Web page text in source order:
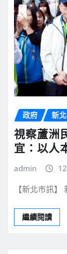
政府 新北
視察蘆洲
宜：以人
admin
【新北市訊
繼續閱讀